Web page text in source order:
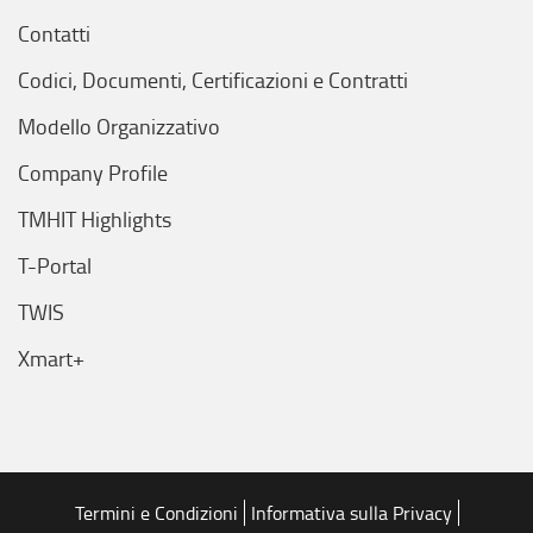
accedendo al link presente nel footer.
Contatti
Codici, Documenti, Certificazioni e Contratti
Modello Organizzativo
Company Profile
TMHIT Highlights
T-Portal
TWIS
Xmart+
Termini e Condizioni Informativa sulla Privacy